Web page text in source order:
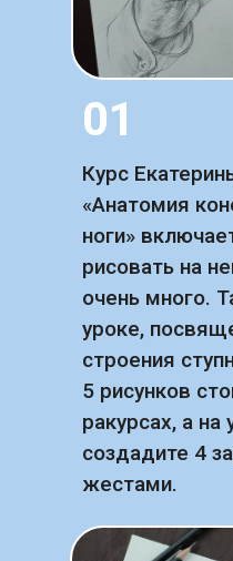
Курс
«Анатомия
ноги»
рисовать на
очень много.
уроке,
строения
5 рисунков
ракурсах, а на
создадите 4
жестами.
01